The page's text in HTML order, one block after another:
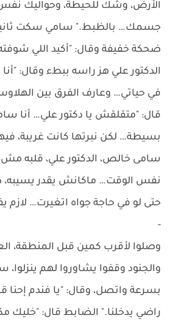
الأرض، وشك للحيطة، وحواليك نفس
جسمك… بالظبط." سامي سكت
ضحكة خفيفة وقال: "أكيد اللي
الدكتور علي هز راسه ببطء وقال:
في حياتي… وعارف الفرق بين
قال: "متقلقش يا دكتور علي… أنا
بسيطة… لكن نبرتها كانت غريبة،
سامى خالص، الدكتور علي، قلبه
نفس الوقت… ماكانش يقدر يسيبه،
حتى لو في حاجة جواه اتغيرت… لازم
-
وصلوا لأقرب كمين قبل المنطقة،
والجنود وقفوا يشاوروا لهم
بسرعة واتصل، وقال: "يا فندم
راضي يدخلنا." الضابط قال: "خليك